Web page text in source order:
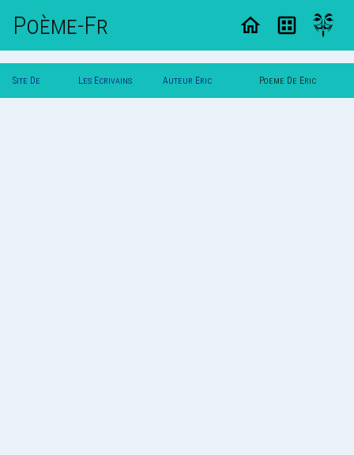
Poème-Fr
Site De Les Ecrivains Auteur Eric Poeme De Eric